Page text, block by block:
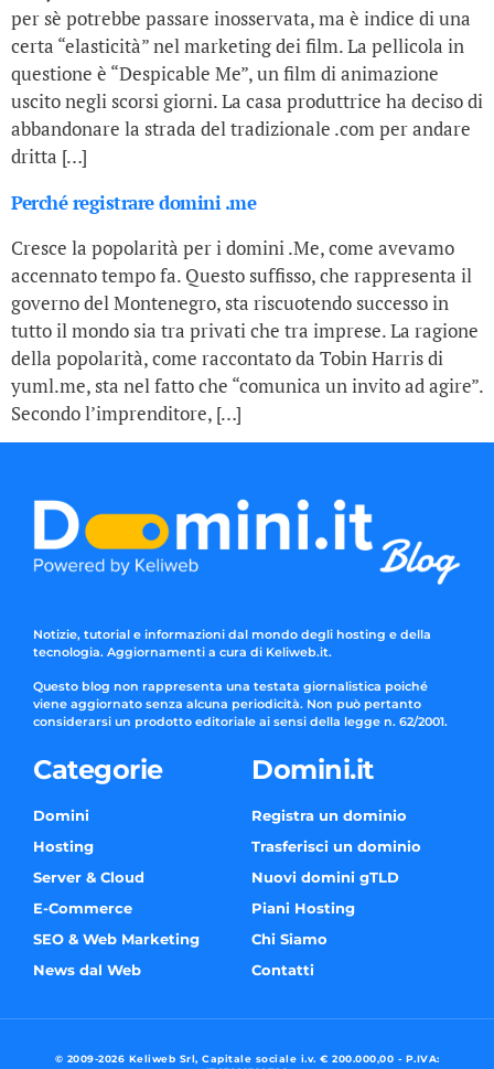
per sè potrebbe passare inosservata, ma è indice di una
certa “elasticità” nel marketing dei film. La pellicola in
questione è “Despicable Me”, un film di animazione
uscito negli scorsi giorni. La casa produttrice ha deciso di
abbandonare la strada del tradizionale .com per andare
dritta […]
Perché registrare domini .me
Cresce la popolarità per i domini .Me, come avevamo
accennato tempo fa. Questo suffisso, che rappresenta il
governo del Montenegro, sta riscuotendo successo in
tutto il mondo sia tra privati che tra imprese. La ragione
della popolarità, come raccontato da Tobin Harris di
yuml.me, sta nel fatto che “comunica un invito ad agire”.
Secondo l’imprenditore, […]
Notizie, tutorial e informazioni dal mondo degli hosting e della
tecnologia. Aggiornamenti a cura di Keliweb.it.
Questo blog non rappresenta una testata giornalistica poiché
viene aggiornato senza alcuna periodicità. Non può pertanto
considerarsi un prodotto editoriale ai sensi della legge n. 62/2001.
Categorie
Domini
Hosting
Server & Cloud
E-Commerce
SEO & Web Marketing
News dal Web
Domini.it
Registra un dominio
Trasferisci un dominio
Nuovi domini gTLD
Piani Hosting
Chi Siamo
Contatti
© 2009-2026 Keliweb Srl, Capitale sociale i.v. € 200.000,00 - P.IVA: